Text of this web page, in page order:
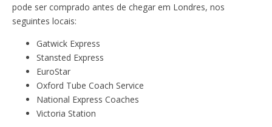
pode ser comprado antes de chegar em Londres, nos
seguintes locais:
Gatwick Express
Stansted Express
EuroStar
Oxford Tube Coach Service
National Express Coaches
Victoria Station